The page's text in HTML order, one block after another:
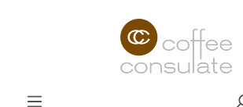
Zum Hauptinhalt springen